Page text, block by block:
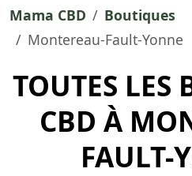
Mama CBD
Boutiques
Montereau-Fault-Yonne
TOUTES LES
CBD À
FAULT-